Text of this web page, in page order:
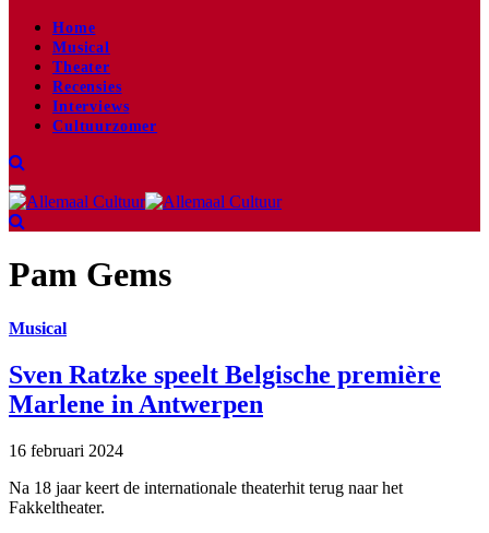
Home
Musical
Theater
Recensies
Interviews
Cultuurzomer
Pam Gems
Musical
Sven Ratzke speelt Belgische première
Marlene in Antwerpen
16 februari 2024
Na 18 jaar keert de internationale theaterhit terug naar het
Fakkeltheater.